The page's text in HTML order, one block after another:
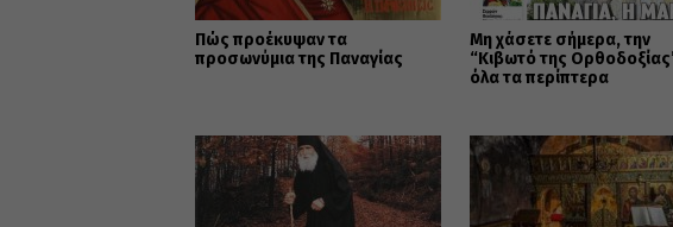
Πώς προέκυψαν τα
προσωνύμια της Παναγίας
Μη χάσετε σήμερα, την
“Κιβωτό της
όλα τα περίπτερα